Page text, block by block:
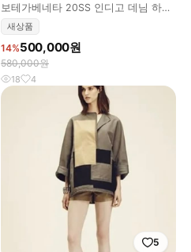
보테가베네타 20SS 인디고 데님 하프
셔츠 50
새상품
14%500,000원
580,000원
18 4
5